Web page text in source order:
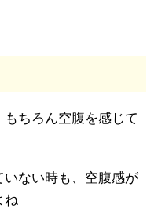
ちろん空腹を感じて
ない時も、空腹感が
ね